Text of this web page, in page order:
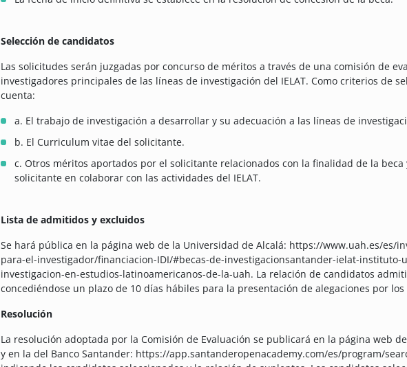
Selección de candidatos
Las solicitudes serán juzgadas por concurso de méritos a través de una comisión de
investigadores principales de las líneas de investigación del IELAT. Como criterios de
cuenta:
a. El trabajo de investigación a desarrollar y su adecuación a las líneas de
b. El Curriculum vitae del solicitante.
c. Otros méritos aportados por el solicitante relacionados con la finalidad de la beca
solicitante en colaborar con las actividades del IELAT.
Lista de admitidos y excluidos
Se hará pública en la página web de la Universidad de Alcalá: https://www.uah.es/es/
para-el-investigador/financiacion-IDI/#becas-de-investigacionsantander-ielat-instituto-
investigacion-en-estudios-latinoamericanos-de-la-uah. La relación de candidatos
concediéndose un plazo de 10 días hábiles para la presentación de alegaciones por
Resolución
La resolución adoptada por la Comisión de Evaluación se publicará en la página web
y en la del Banco Santander: https://app.santanderopenacademy.com/es/program/